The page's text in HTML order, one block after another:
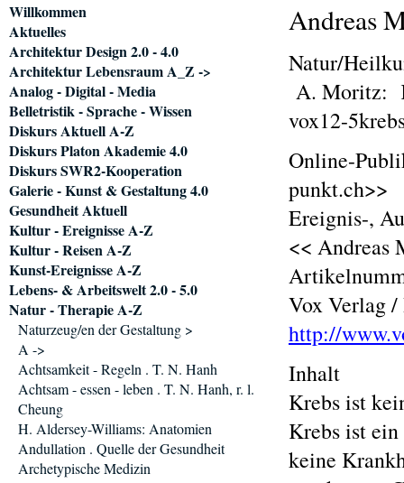
Andreas
Natur/
A. Moritz:
vox12-
Online-
punkt.ch>>
Ereignis-,
<<
Vox Verlag
http://
Inhalt
Krebs ist
Krebs ist
keine
Navigation
überspringen
Willkommen
Aktuelles
Architektur Design 2.0 - 4.0
Architektur Lebensraum A_Z ->
Analog - Digital - Media
Belletristik - Sprache - Wissen
Diskurs Aktuell A-Z
Diskurs Platon Akademie 4.0
Diskurs SWR2-Kooperation
Galerie - Kunst & Gestaltung 4.0
Gesundheit Aktuell
Kultur - Ereignisse A-Z
Kultur - Reisen A-Z
Kunst-Ereignisse A-Z
Lebens- & Arbeitswelt 2.0 - 5.0
Natur - Therapie A-Z
Naturzeug/en der Gestaltung >
A ->
Achtsamkeit - Regeln . T. N. Hanh
Achtsam - essen - leben . T. N. Hanh, r. l.
Cheung
H. Aldersey-Williams: Anatomien
Andullation . Quelle der Gesundheit
Archetypische Medizin